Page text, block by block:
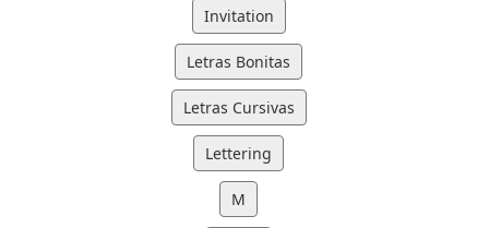
Invitation
Letras Bonitas
Letras Cursivas
Lettering
M